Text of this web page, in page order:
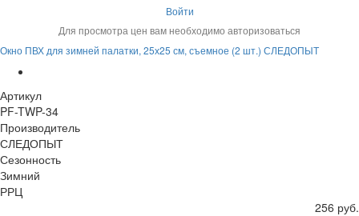
Войти
Для просмотра цен вам необходимо авторизоваться
Окно ПВХ для зимней палатки, 25х25 см, съемное (2 шт.) СЛЕДОПЫТ
Артикул
PF-TWP-34
Производитель
СЛЕДОПЫТ
Сезонность
Зимний
РРЦ
256 руб.